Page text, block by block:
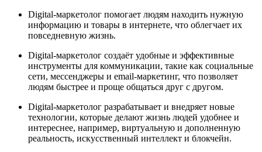
Digital-маркетолог помогает людям находить нужную
информацию и товары в интернете, что облегчает их
повседневную жизнь.
Digital-маркетолог создаёт удобные и эффективные
инструменты для коммуникации, такие как социальные
сети, мессенджеры и email-маркетинг, что позволяет
людям быстрее и проще общаться друг с другом.
Digital-маркетолог разрабатывает и внедряет новые
технологии, которые делают жизнь людей удобнее и
интереснее, например, виртуальную и дополненную
реальность, искусственный интеллект и блокчейн.